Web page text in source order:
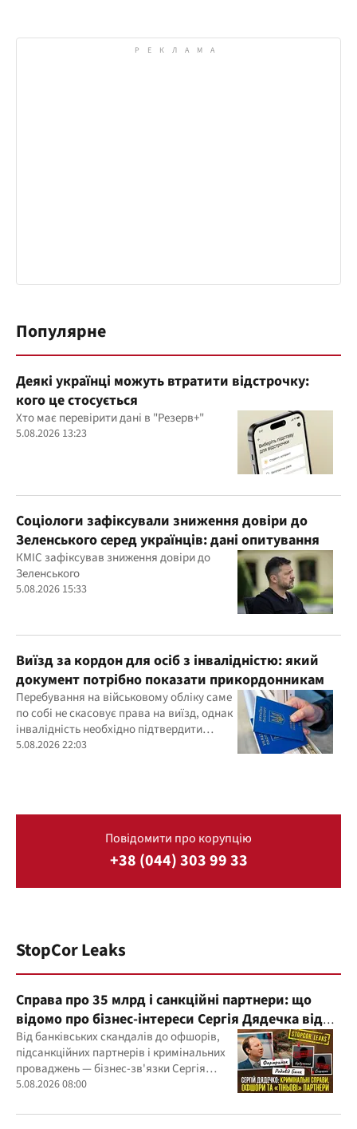
Популярне
Деякі українці можуть втратити відстрочку:
кого це стосується
Хто має перевірити дані в "Резерв+"
5.08.2026 13:23
Соціологи зафіксували зниження довіри до
Зеленського серед українців: дані опитування
КМІС зафіксував зниження довіри до
Зеленського
5.08.2026 15:33
Виїзд за кордон для осіб з інвалідністю: який
документ потрібно показати прикордонникам
Перебування на військовому обліку саме
по собі не скасовує права на виїзд, однак
інвалідність необхідно підтвердити
документально
5.08.2026 22:03
Повідомити про корупцію
+38 (044) 303 99 33
StopCor Leaks
Справа про 35 млрд і санкційні партнери: що
відомо про бізнес-інтереси Сергія Дядечка від
"Родовід Банку" до "ФАРМАСЕЛ"
Від банківських скандалів до офшорів,
підсанкційних партнерів і кримінальних
проваджень — бізнес-зв'язки Сергія
Дядечка й досі простягаються через
5.08.2026 08:00